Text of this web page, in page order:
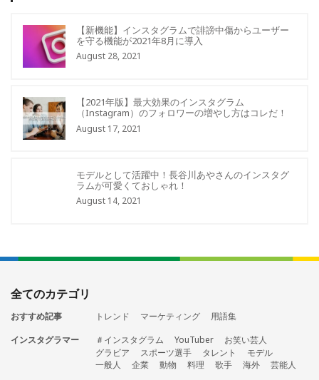
【新機能】インスタグラムで誹謗中傷からユーザー
を守る機能が2021年8月に導入
August 28, 2021
【2021年版】最大効果のインスタグラム
（Instagram）のフォロワーの増やし方はコレだ！
August 17, 2021
モデルとして活躍中！長谷川あやさんのインスタグ
ラムが可愛くておしゃれ！
August 14, 2021
全てのカテゴリ
おすすめ記事 トレンド マーケティング
用語集
インスタグラマー
＃インスタグラム YouTuber
お笑い芸人
グラビア
スポーツ選手 タレント
モデル
一般人
企業 動物 料理 歌手 海外 芸能人